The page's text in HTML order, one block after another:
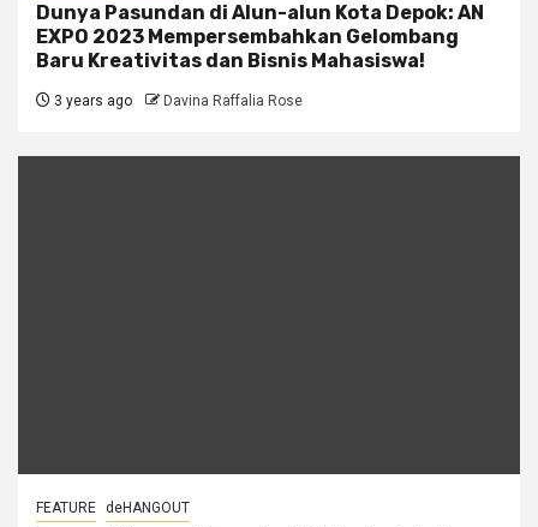
Dunya Pasundan di Alun-alun Kota Depok: AN
EXPO 2023 Mempersembahkan Gelombang
Baru Kreativitas dan Bisnis Mahasiswa!
3 years ago Davina Raffalia Rose
FEATURE deHANGOUT